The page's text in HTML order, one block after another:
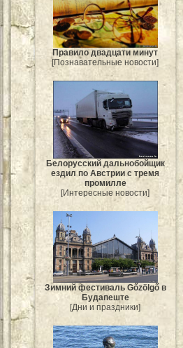
Правило двадцати минут
[Познавательные новости]
Белорусский дальнобойщик
ездил по Австрии с тремя
промилле
[Интересные новости]
Зимний фестиваль Gőzölgő в
Будапеште
[Дни и праздники]